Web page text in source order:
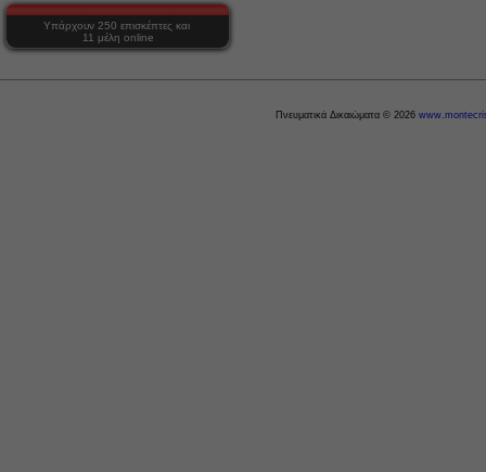
Υπάρχουν 250 επισκέπτες και
11 μέλη online
Πνευματικά Δικαιώματα © 2026